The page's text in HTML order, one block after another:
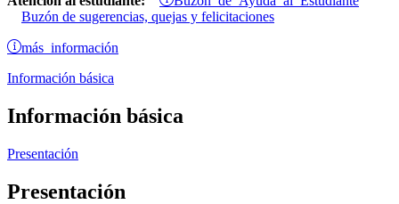
Buzón de sugerencias, quejas y felicitaciones
más información
Información básica
Información básica
Presentación
Presentación